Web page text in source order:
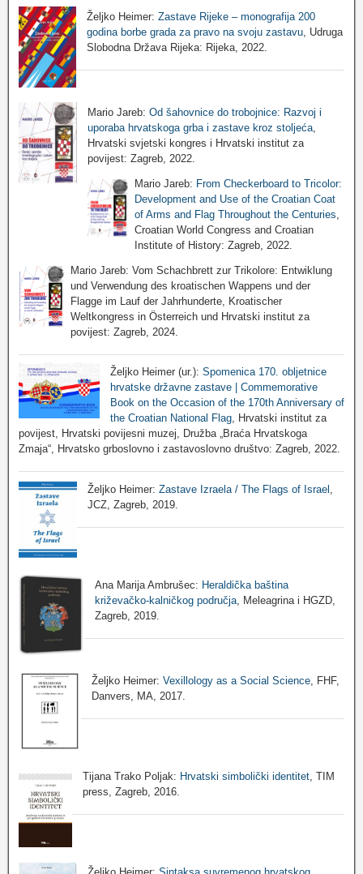
Željko Heimer: Zastave Rijeke – monografija 200
godina borbe grada za pravo na svoju zastavu, Udruga
Slobodna Država Rijeka: Rijeka, 2022.
Mario Jareb: Od šahovnice do trobojnice: Razvoj i
uporaba hrvatskoga grba i zastave kroz stoljeća,
Hrvatski svjetski kongres i Hrvatski institut za
povijest: Zagreb, 2022.
Mario Jareb: From Checkerboard to Tricolor:
Development and Use of the Croatian Coat
of Arms and Flag Throughout the Centuries
Croatian World Congress and Croatian
Institute of History: Zagreb, 2022.
Mario Jareb: Vom Schachbrett zur Trikolore: Entwiklung
und Verwendung des kroatischen Wappens und der
Flagge im Lauf der Jahrhunderte, Kroatischer
Weltkongress in Österreich und Hrvatski institut za
povijest: Zagreb, 2024.
Željko Heimer (ur.): Spomenica 170. obljetnice
hrvatske državne zastave | Commemorative
Book on the Occasion of the 170th Anniversary of
the Croatian National Flag, Hrvatski institut za
povijest, Hrvatski povijesni muzej, Družba „Braća Hrvatskoga
Zmaja“, Hrvatsko grboslovno i zastavoslovno društvo: Zagreb, 2022.
Željko Heimer:Zastave Izraela / The Flags of Israel
JCZ, Zagreb, 2019.
Ana Marija Ambrušec: Heraldička baština
križevačko-kalničkog područja, Meleagrina i HGZD,
Zagreb, 2019.
Željko Heimer:Vexillology as a Social Science , FHF,
Danvers, MA, 2017.
Tijana Trako Poljak: Hrvatski simbolički identitet , TIM
press, Zagreb, 2016.